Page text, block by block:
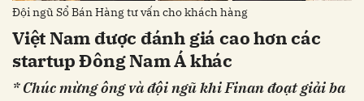
Đội ngũ Sổ Bán Hàng tư vấn cho khách hàng
Việt Nam được đánh giá cao hơn các
startup Đông Nam Á khác
* Chúc mừng ông và đội ngũ khi Finan đoạt giải ba